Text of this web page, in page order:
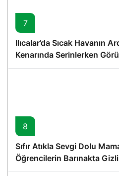
7
Ilıcalar’da Sıcak Havanın
Kenarında Serinlerken
8
Sıfır Atıkla Sevgi Dolu
Öğrencilerin Barınakta
Proje